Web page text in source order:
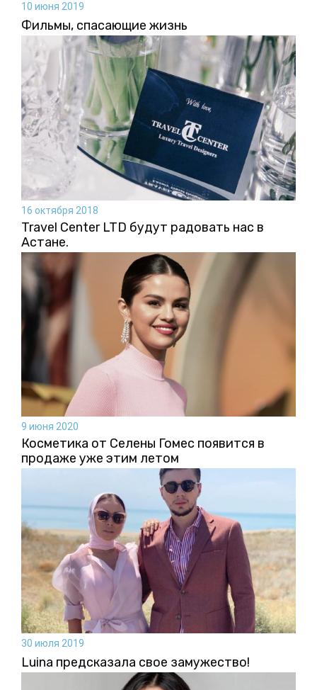
10 июня 2019
Фильмы, спасающие жизнь
16 октября 2018
Travel Center LTD будут радовать нас в
Астане.
9 июня 2020
Косметика от Селены Гомес появится в
продаже уже этим летом
30 июля 2019
Luina предсказала свое замужество!